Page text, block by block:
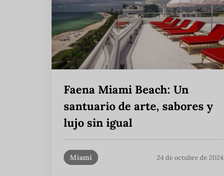
Faena Miami Beach: Un
santuario de arte, sabores y
lujo sin igual
Miami 24 de octubre de 2024